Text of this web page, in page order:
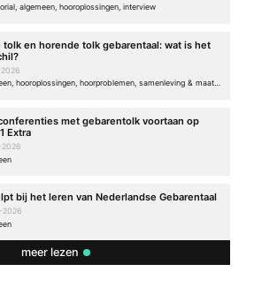
algemeen, hooroplossingen, interview
tolk en horende tolk gebarentaal: wat is het
algemeen, hooroplossingen, hoorproblemen, samenleving & maatschappij
met gebarentolk voortaan op
Extra
bij het leren van Nederlandse Gebarentaal
2026
meer lezen